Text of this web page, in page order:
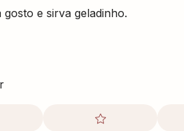
e sirva geladinho.